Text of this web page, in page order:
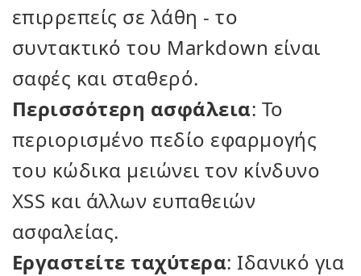
επιρρεπείς σε λάθη - το
συντακτικό του Markdown είναι
σαφές και σταθερό.
Περισσότερη ασφάλεια: Το
περιορισμένο πεδίο εφαρμογής
του κώδικα μειώνει τον κίνδυνο
XSS και άλλων ευπαθειών
ασφαλείας.
Εργαστείτε ταχύτερα: Ιδανικό για